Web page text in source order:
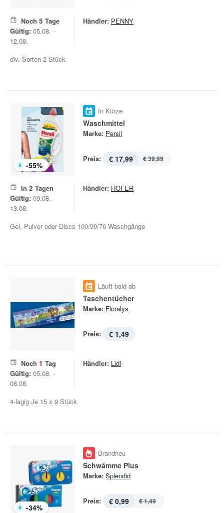
Noch 5 Tage
Gültig: 05.08. -
12.08.
Händler: PENNY
div. Sorten 2 Stück
-55%
In Kürze
Waschmittel
Marke: Persil
Preis: € 17,99 € 39,99
In 2 Tagen
Gültig: 09.08. -
13.08.
Händler: HOFER
Gel, Pulver oder Discs 100/90/76 Waschgänge
Läuft bald ab
Taschentücher
Marke: Floralys
Preis: € 1,49
Noch 1 Tag
Gültig: 05.08. -
08.08.
Händler: Lidl
4-lagig Je 15 x 9 Stück
-34%
Brandneu
Schwämme Plus
Marke: Splendid
Preis: € 0,99 € 1,49